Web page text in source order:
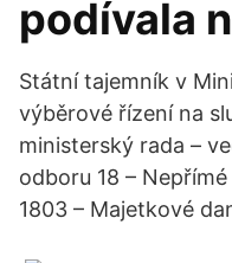
podívala
Státní tajemník v
výběrové řízení na
ministerský rada –
odboru 18 –
1803 – Majetkové